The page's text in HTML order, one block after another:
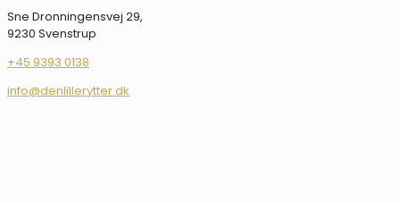
Sne Dronningensvej 29,
9230 Svenstrup
+45 9393 0138
info@denlillerytter.dk